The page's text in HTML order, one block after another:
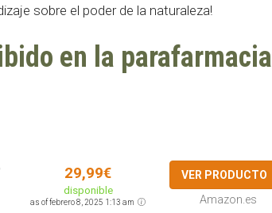
sobre el poder de la naturaleza!
en la parafarmacia
29,99€
disponible
as of febrero 8, 2025 1:13 am
VER PRODUCTO
Amazon.es